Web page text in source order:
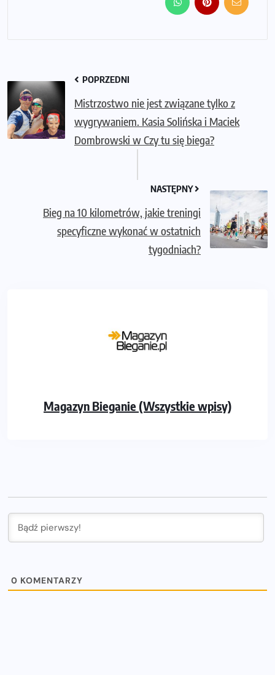
POPRZEDNI
Mistrzostwo nie jest związane tylko z
wygrywaniem. Kasia Solińska i Maciek
Dombrowski w Czy tu się biega?
NASTĘPNY
Bieg na 10 kilometrów, jakie treningi
specyficzne wykonać w ostatnich
tygodniach?
Magazyn Bieganie (Wszystkie wpisy)
0 KOMENTARZY